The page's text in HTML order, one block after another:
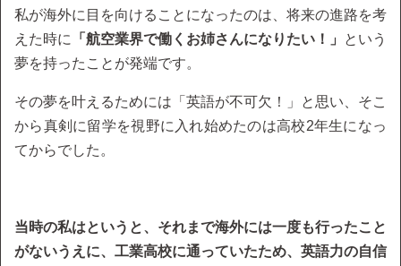
私が海外に目を向けることになったのは、将来の進路を考
えた時に
「航空業界で働くお姉さんになりたい！」
という
夢を持ったことが発端です。
その夢を叶えるためには「英語が不可欠！」と思い、そこ
から真剣に留学を視野に入れ始めたのは高校2年生になっ
てからでした。
当時の私はというと、それまで海外には一度も行ったこと
がないうえに、工業高校に通っていたため、英語力の自信